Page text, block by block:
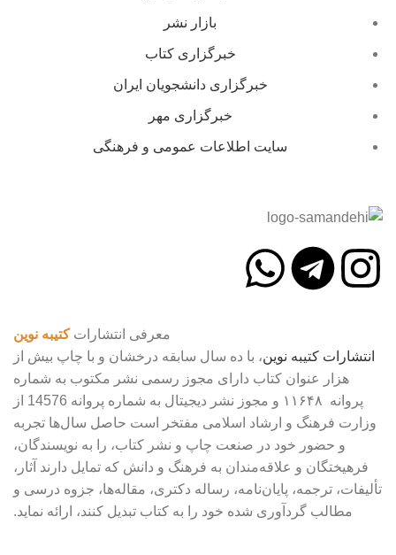
بازار نشر
خبرگزاری کتاب
خبرگزاری دانشجویان ایران
خبرگزاری مهر
سایت اطلاعات عمومی و فرهنگی
معرفی انتشاراتکتیبه نوین
انتشارات کتیبه نوین، با ده سال سابقه درخشان و با چاپ بیش از
هزار عنوان کتاب دارای مجوز رسمی نشر مکتوب به شماره
پروانه ۱۱۶۴۸ و مجوز نشر دیجیتال به شماره پروانه 14576 از
وزارت فرهنگ و ارشاد اسلامی مفتخر است حاصل سال‌ها تجربه
و حضور خود در صنعت چاپ و نشر کتاب، را به نویسندگان،
فرهیختگان و علاقه‌مندان به فرهنگ و دانش که تمایل دارند آثار،
تألیفات، ترجمه، پایان‌نامه، رساله دکتری، مقاله‌ها، جزوه درسی و
مطالب گردآوری شده خود را به کتاب تبدیل کنند، ارائه نماید.